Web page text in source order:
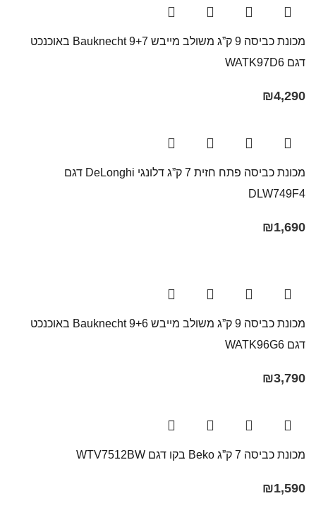
מכונת כביסה 9 ק”ג משולב מייבש 9+7 Bauknecht באוכנכט
דגם WATK97D6
₪4,290
מכונת כביסה פתח חזית 7 ק”ג דלונגי DeLonghi דגם
DLW749F4
₪1,690
מכונת כביסה 9 ק”ג משולב מייבש 9+6 Bauknecht באוכנכט
דגם WATK96G6
₪3,790
מכונת כביסה 7 ק”ג Beko בקו ‏דגם WTV7512BW
₪1,590